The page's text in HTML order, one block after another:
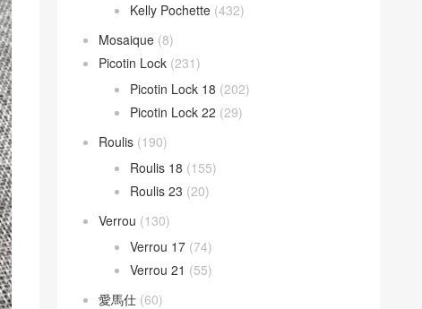
Kelly Pochette (432)
Mosaique (8)
Picotin Lock (231)
Picotin Lock 18 (202)
Picotin Lock 22 (29)
Roulis (190)
Roulis 18 (155)
Roulis 23 (20)
Verrou (130)
Verrou 17 (74)
Verrou 21 (55)
愛馬仕 (60)